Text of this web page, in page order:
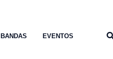
BANDAS EVENTOS